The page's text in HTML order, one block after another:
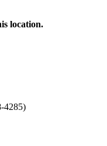
location.
4285)